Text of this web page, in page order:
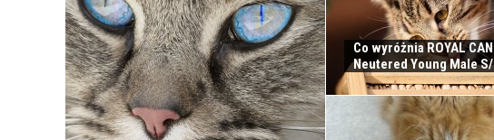
Co wyróżnia ROYAL
Neutered Young Male